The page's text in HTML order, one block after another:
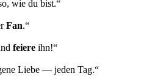
wie du bist.“
Fan.“
feiere ihn!“
Liebe — jeden Tag.“